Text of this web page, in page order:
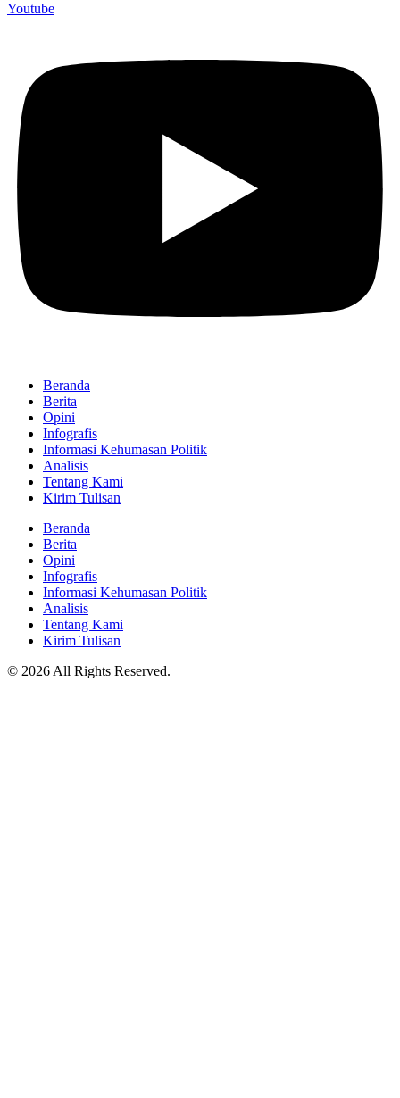
Youtube
Beranda
Berita
Opini
Infografis
Informasi Kehumasan Politik
Analisis
Tentang Kami
Kirim Tulisan
Beranda
Berita
Opini
Infografis
Informasi Kehumasan Politik
Analisis
Tentang Kami
Kirim Tulisan
© 2026 All Rights Reserved.